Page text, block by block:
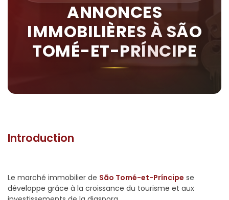
ANNONCES
IMMOBILIÈRES À SÃO
TOMÉ-ET-PRÍNCIPE
Introduction
Le marché immobilier de São Tomé-et-Príncipe se
développe grâce à la croissance du tourisme et aux